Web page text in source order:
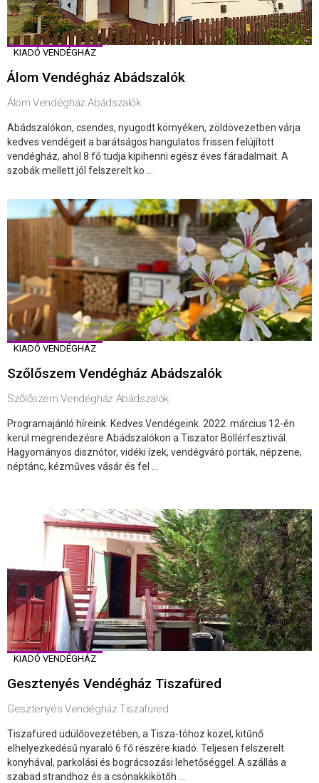
KIADÓ VENDÉGHÁZ
Álom Vendégház Abádszalók
Álom Vendégház Abádszalók
Abádszalókon, csendes, nyugodt környéken, zöldövezetben várja
kedves vendégeit a barátságos hangulatos frissen felújított
vendégház, ahol 8 fő tudja kipihenni egész éves fáradalmait. A
szobák mellett jól felszerelt ko ...
KIADÓ VENDÉGHÁZ
Szőlőszem Vendégház Abádszalók
Szőlőszem Vendégház Abádszalók
Programajánló híreink: Kedves Vendégeink. 2022. március 12-én
kerül megrendezésre Abádszalókon a Tiszator Böllérfesztivál.
Hagyományos disznótor, vidéki ízek, vendégváró porták, népzene,
néptánc, kézműves vásár és fel ...
KIADÓ VENDÉGHÁZ
Gesztenyés Vendégház Tiszafüred
Gesztenyés Vendégház Tiszafüred
Tiszafüred üdülőövezetében, a Tisza-tóhoz közel, kitűnő
elhelyezkedésű nyaraló 6 fő részére kiadó. Teljesen felszerelt
konyhával, parkolási és bográcsozási lehetőséggel. A szállás a
szabad strandhoz és a csónakkikötőh ...